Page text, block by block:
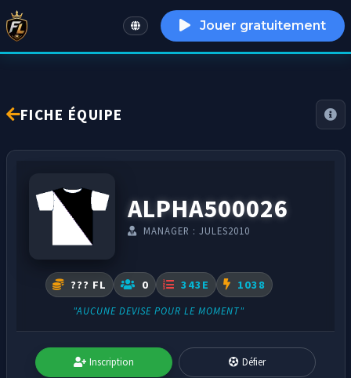
English Jouer gratuitement
FICHE ÉQUIPE
ALPHA500026
MANAGER : JULES2010
??? FL 0 343E 1038
"AUCUNE DEVISE POUR LE MOMENT"
Inscription Défier